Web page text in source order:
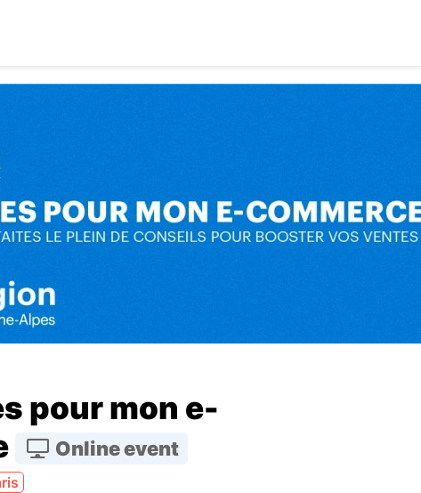
pour mon e-
Online event